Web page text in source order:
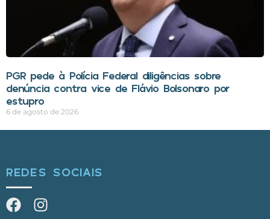
PGR pede à Polícia Federal diligências sobre
denúncia contra vice de Flávio Bolsonaro por
estupro
6 de agosto de 2026
REDES SOCIAIS